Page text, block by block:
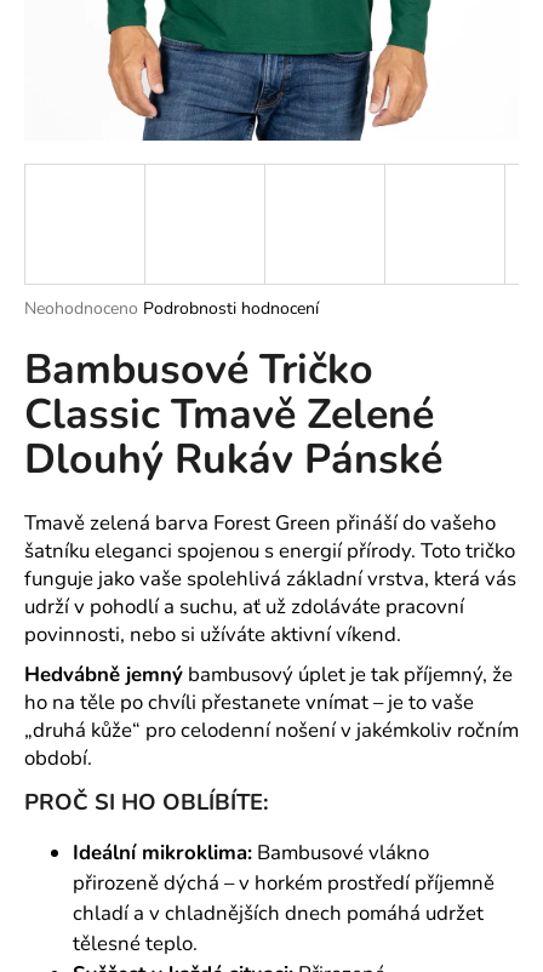
Průměrné
produktu
je
0,0
z
5
hvězdiček.
Neohodnoceno Podrobnosti hodnocení
Bambusové Tričko
Classic Tmavě Zelené
Dlouhý Rukáv Pánské
Tmavě zelená barva Forest Green přináší do vašeho
šatníku eleganci spojenou s energií přírody. Toto tričko
funguje jako vaše spolehlivá základní vrstva, která vás
udrží v pohodlí a suchu, ať už zdoláváte pracovní
povinnosti, nebo si užíváte aktivní víkend.
Hedvábně jemný bambusový úplet je tak příjemný, že
ho na těle po chvíli přestanete vnímat – je to vaše
„druhá kůže“ pro celodenní nošení v jakémkoliv ročním
období.
PROČ SI HO OBLÍBÍTE:
Ideální mikroklima: Bambusové vlákno
přirozeně dýchá – v horkém prostředí příjemně
chladí a v chladnějších dnech pomáhá udržet
tělesné teplo.
?
HLEDAT
D
o
p
o
u
č
u
j
e
m
e